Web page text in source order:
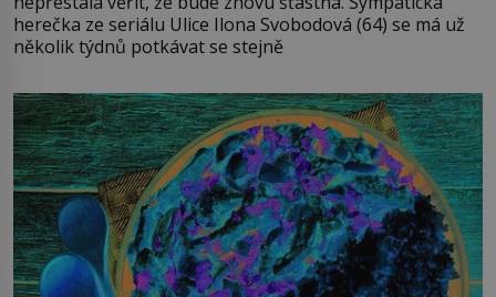
herečka ze seriálu Ulice Ilona Svobodová (64) se má už
několik týdnů potkávat se stejně